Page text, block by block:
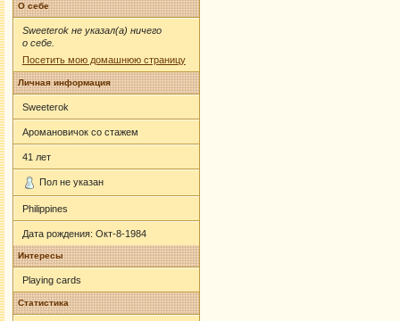
О себе
Sweeterok не указал(а) ничего
о себе.
Посетить мою домашнюю страницу
Личная информация
Sweeterok
Аромановичок со стажем
41 лет
Пол не указан
Philippines
Дата рождения: Окт-8-1984
Интересы
Playing cards
Статистика